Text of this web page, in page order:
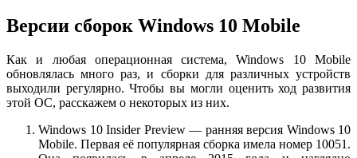
Версии сборок Windows 10 Mobile
Как и любая операционная система, Windows 10 Mobile
обновлялась много раз, и сборки для различных устройств
выходили регулярно. Чтобы вы могли оценить ход развития
этой ОС, расскажем о некоторых из них.
Windows 10 Insider Preview — ранняя версия Windows 10
Mobile. Первая её популярная сборка имела номер 10051.